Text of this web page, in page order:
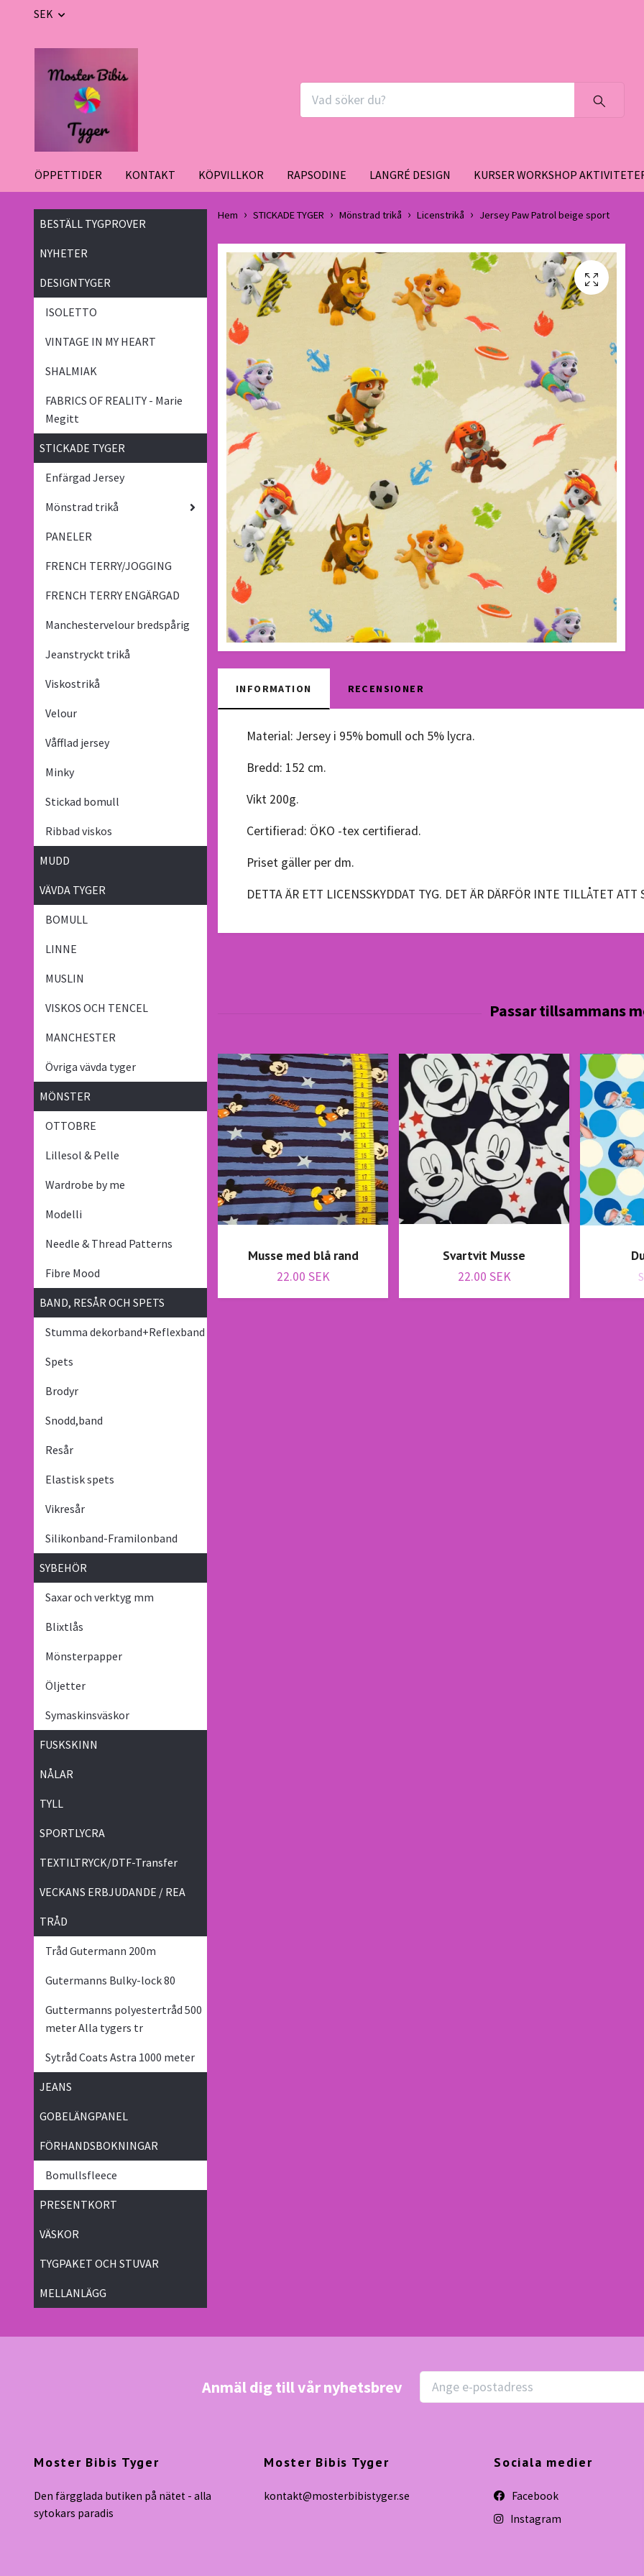
SEK
ÖPPETTIDER KONTAKT KÖPVILLKOR RAPSODINE LANGRÉ DESIGN KURSER WORKSHOP
BESTÄLL TYGPROVER
NYHETER
DESIGNTYGER
ISOLETTO
VINTAGE IN MY HEART
SHALMIAK
FABRICS OF REALITY - Marie
Megitt
STICKADE TYGER
Enfärgad Jersey
Mönstrad trikå
PANELER
FRENCH TERRY/JOGGING
FRENCH TERRY ENGÄRGAD
Manchestervelour bredspårig
Jeanstryckt trikå
Viskostrikå
Velour
Våfflad jersey
Minky
Stickad bomull
Ribbad viskos
MUDD
VÄVDA TYGER
BOMULL
LINNE
MUSLIN
VISKOS OCH TENCEL
MANCHESTER
Övriga vävda tyger
MÖNSTER
OTTOBRE
Lillesol & Pelle
Wardrobe by me
Modelli
Needle & Thread Patterns
Fibre Mood
BAND, RESÅR OCH SPETS
Stumma dekorband+Reflexband
Spets
Brodyr
Snodd,band
Resår
Elastisk spets
Vikresår
Silikonband-Framilonband
SYBEHÖR
Saxar och verktyg mm
Blixtlås
Mönsterpapper
Öljetter
Symaskinsväskor
FUSKSKINN
NÅLAR
TYLL
SPORTLYCRA
TEXTILTRYCK/DTF-Transfer
VECKANS ERBJUDANDE / REA
TRÅD
Tråd Gutermann 200m
Gutermanns Bulky-lock 80
Guttermanns polyestertråd 500
meter Alla tygers tr
Sytråd Coats Astra 1000 meter
JEANS
GOBELÄNGPANEL
FÖRHANDSBOKNINGAR
Bomullsfleece
PRESENTKORT
VÄSKOR
TYGPAKET OCH STUVAR
MELLANLÄGG
Hem STICKADE TYGER Mönstrad trikå Licenstrikå Jersey Paw Patrol beige sport
INFORMATION RECENSIONER
Material: Jersey i 95% bomull och 5% lycra.
Bredd: 152 cm.
Vikt 200g.
Certifierad: ÖKO -tex certifierad.
Priset gäller per dm.
DETTA ÄR ETT LICENSSKYDDAT TYG. DET ÄR DÄRFÖR INTE TILLÅTET
Musse med blå rand
22.00 SEK
Svartvit Musse
22.00 SEK
Anmäl dig till vår nyhetsbrev
Moster Bibis Tyger
Den färgglada butiken på nätet - alla
sytokars paradis
Moster Bibis Tyger
kontakt@mosterbibistyger.se
Sociala medier
Facebook
Instagram